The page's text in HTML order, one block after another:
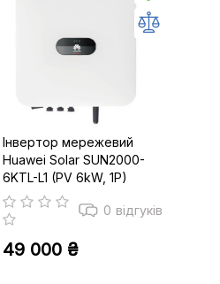
Інвертор мережевий
Huawei Solar SUN2000-
6KTL-L1 (PV 6kW, 1P)
0 відгуків
49 000 ₴